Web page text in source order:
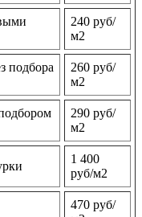
240 руб/
м2
подбора
260 руб/
м2
290 руб/
м2
1 400
руб/м2
470 руб/